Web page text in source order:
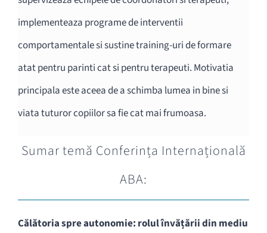
implementeaza programe de interventii
comportamentale si sustine training-uri de formare
atat pentru parinti cat si pentru terapeuti. Motivatia
principala este aceea de a schimba lumea in bine si
viata tuturor copiilor sa fie cat mai frumoasa.
Sumar temă Conferința Internațională
ABA:
Călătoria spre autonomie: rolul învățării din mediu